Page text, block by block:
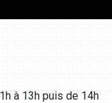
à 13h puis de 14h